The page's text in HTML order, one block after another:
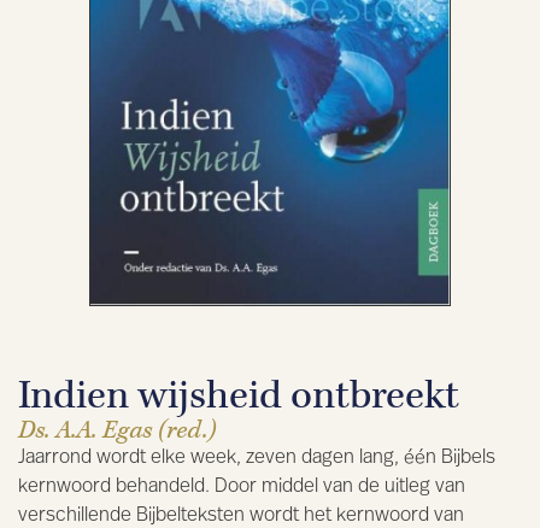
Indien wijsheid ontbreekt
Ds. A.A. Egas (red.)
Jaarrond wordt elke week, zeven dagen lang, één Bijbels
kernwoord behandeld. Door middel van de uitleg van
verschillende Bijbelteksten wordt het kernwoord van